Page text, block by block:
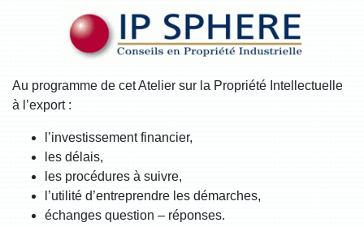
Au programme de cet Atelier sur la Propriété Intellectuelle
à l’export :
l’investissement financier,
les délais,
les procédures à suivre,
l’utilité d’entreprendre les démarches,
échanges question – réponses.